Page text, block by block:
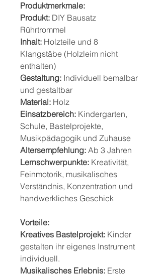
Produktmerkmale:
Produkt: DIY Bausatz
Rührtrommel
Inhalt: Holzteile und 8
Klangstäbe (Holzleim nicht
enthalten)
Gestaltung: Individuell bemalbar
und gestaltbar
Material: Holz
Einsatzbereich: Kindergarten,
Schule, Bastelprojekte,
Musikpädagogik und Zuhause
Altersempfehlung: Ab 3 Jahren
Lernschwerpunkte: Kreativität,
Feinmotorik, musikalisches
Verständnis, Konzentration und
handwerkliches Geschick
Vorteile:
Kreatives Bastelprojekt: Kinder
gestalten ihr eigenes Instrument
individuell.
Musikalisches Erlebnis: Erste